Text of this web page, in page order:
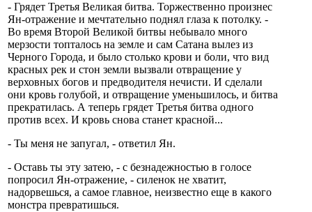
- Грядет Третья Великая битва. Торжественно произнес
Ян-отражение и мечтательно поднял глаза к потолку. -
Во время Второй Великой битвы небывало много
мерзости топталось на земле и сам Сатана вылез из
Черного Города, и было столько крови и боли, что вид
красных рек и стон земли вызвали отвращение у
верховных богов и предводителя нечисти. И сделали
они кровь голубой, и отвращение уменьшилось, и битва
прекратилась. А теперь грядет Третья битва одного
против всех. И кровь снова станет красной...
- Ты меня не запугал, - ответил Ян.
- Оставь ты эту затею, - с безнадежностью в голосе
попросил Ян-отражение, - силенок не хватит,
надорвешься, а самое главное, неизвестно еще в какого
монстра превратишься.